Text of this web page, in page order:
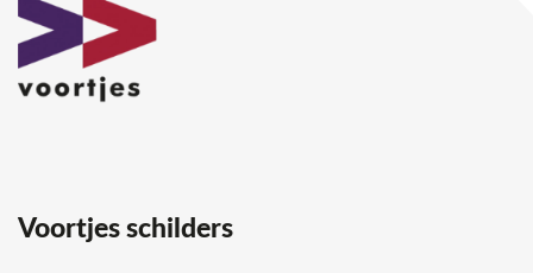
Voortjes schilders